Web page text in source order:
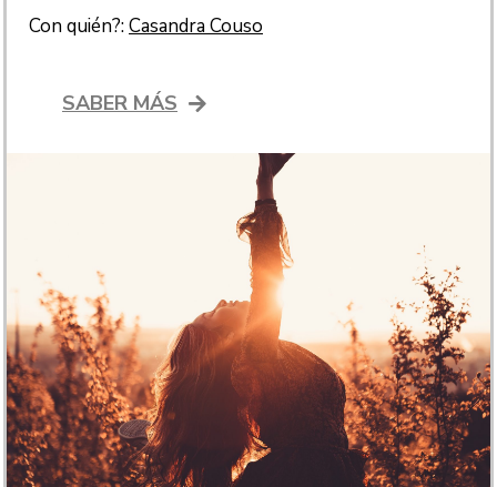
Con quién?:Casandra Couso
SABER MÁS